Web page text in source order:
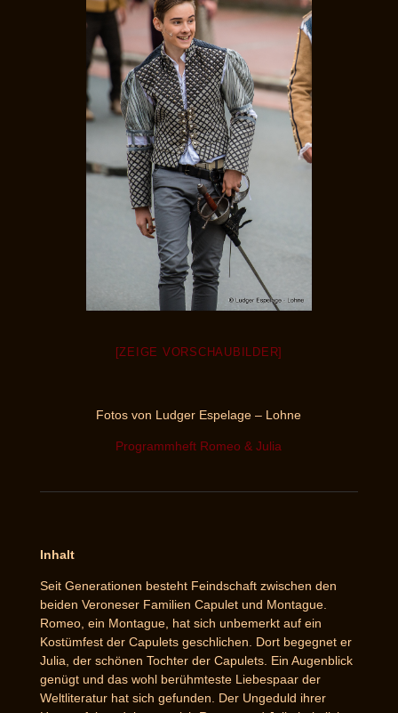
[ZEIGE VORSCHAUBILDER]
Fotos von Ludger Espelage – Lohne
Programmheft Romeo & Julia
Inhalt
Seit Generationen besteht Feindschaft zwischen den
beiden Veroneser Familien Capulet und Montague.
Romeo, ein Montague, hat sich unbemerkt auf ein
Kostümfest der Capulets geschlichen. Dort begegnet er
Julia, der schönen Tochter der Capulets. Ein Augenblick
genügt und das wohl berühmteste Liebespaar der
Weltliteratur hat sich gefunden. Der Ungeduld ihrer